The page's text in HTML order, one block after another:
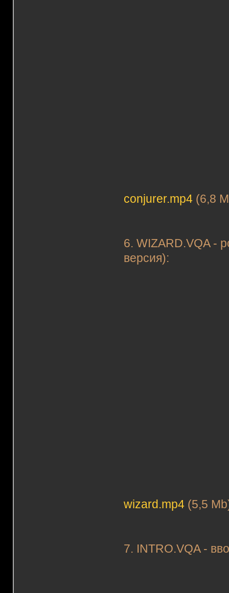
conjurer.mp4 (6,8
6. WIZARD.VQA -
версия):
wizard.mp4 (5,5
7. INTRO.VQA -